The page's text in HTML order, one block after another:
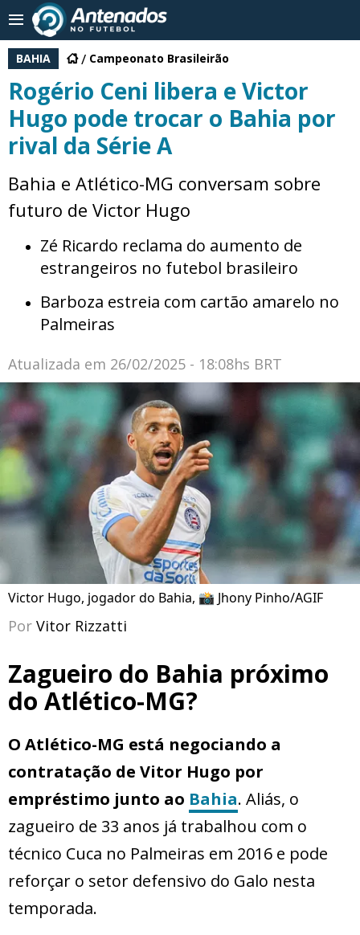
BAHIA Campeonato Brasileirão
Rogério Ceni libera e Victor
Hugo pode trocar o Bahia por
rival da Série A
Bahia e Atlético-MG conversam sobre
futuro de Victor Hugo
Zé Ricardo reclama do aumento de
estrangeiros no futebol brasileiro
Barboza estreia com cartão amarelo no
Palmeiras
Atualizada em 26/02/2025 - 18:08hs BRT
Victor Hugo, jogador do Bahia, 📸 Jhony Pinho/AGIF
Por Vitor Rizzatti
Zagueiro do Bahia próximo
do Atlético-MG?
O Atlético-MG está negociando a
contratação de Vitor Hugo por
empréstimo junto ao Bahia. Aliás, o
zagueiro de 33 anos já trabalhou com o
técnico Cuca no Palmeiras em 2016 e pode
reforçar o setor defensivo do Galo nesta
temporada.